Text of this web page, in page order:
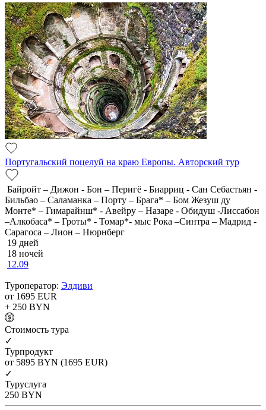
Португальский поцелуй на краю Европы. Авторский тур
Байройт – Дижон - Бон – Перигё - Биарриц - Сан Себастьян -
Бильбао – Саламанка – Порту – Брага* – Бом Жезуш ду
Монте* – Гимарайнш* - Авейру – Назаре - Обидуш -Лиссабон
–Алкобаса* – Гроты* - Томар*- мыс Рока –Синтра – Мадрид -
Сарагоса – Лион – Нюрнберг
19 дней
18 ночей
12.09
Туроператор: Элдиви
от 1695 EUR
+ 250 BYN
Cтоимость тура
✓
Турпродукт
от 5895 BYN (1695 EUR)
✓
Туруслуга
250 BYN